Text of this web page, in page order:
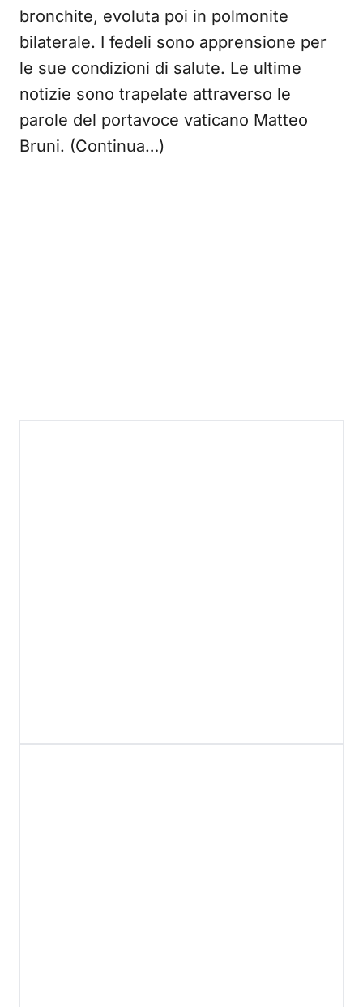
bronchite, evoluta poi in polmonite
bilaterale. I fedeli sono apprensione per
le sue condizioni di salute. Le ultime
notizie sono trapelate attraverso le
parole del portavoce vaticano Matteo
Bruni. (Continua…)